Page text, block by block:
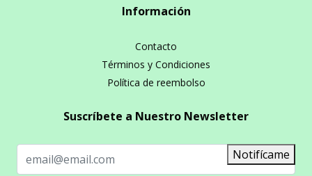
Información
Contacto
Términos y Condiciones
Política de reembolso
Suscríbete a Nuestro Newsletter
Notifícame